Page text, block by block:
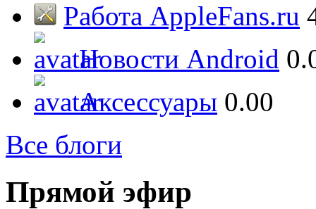
Работа AppleFans.ru
Новости Android
Аксессуары 0.00
Все блоги
Прямой эфир